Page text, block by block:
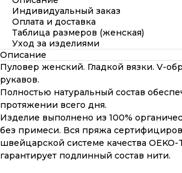
Индивидуальный заказ
Оплата и доставка
Таблица размеров (женская)
Уход за изделиями
Описание
Пуловер женский. Гладкой вязки. V-
рукавов.
Полностью натуральный состав
протяжении всего дня.
Изделие выполнено из 100%
без примеси. Вся пряжа
швейцарской системе качества OEKO-
гарантирует подлинный состав нити.